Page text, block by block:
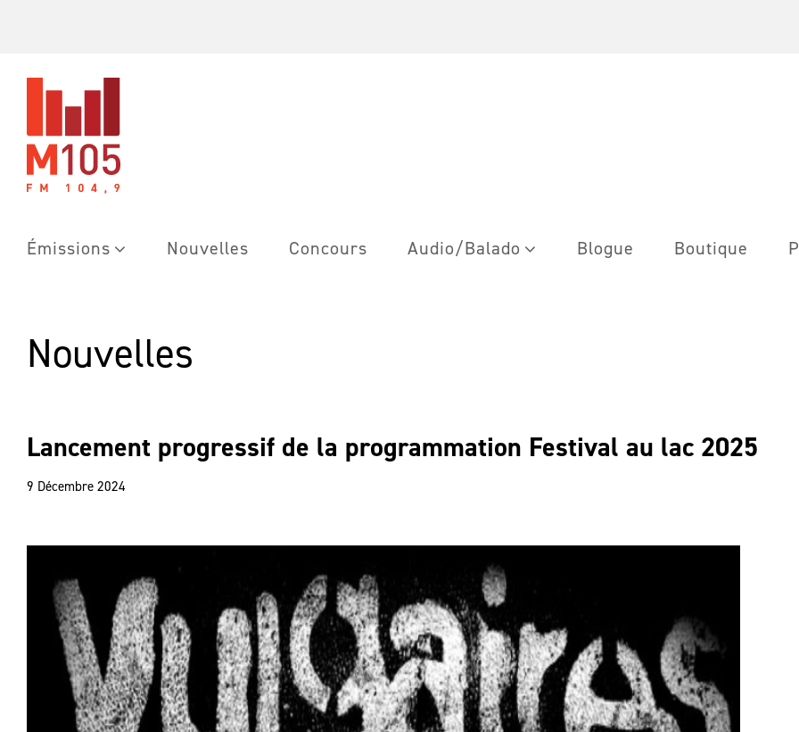
Émissions Nouvelles Concours Audio/Balado Blogue Boutique
Nouvelles
Lancement progressif de la programmation Festival au lac 2025
9 Décembre 2024